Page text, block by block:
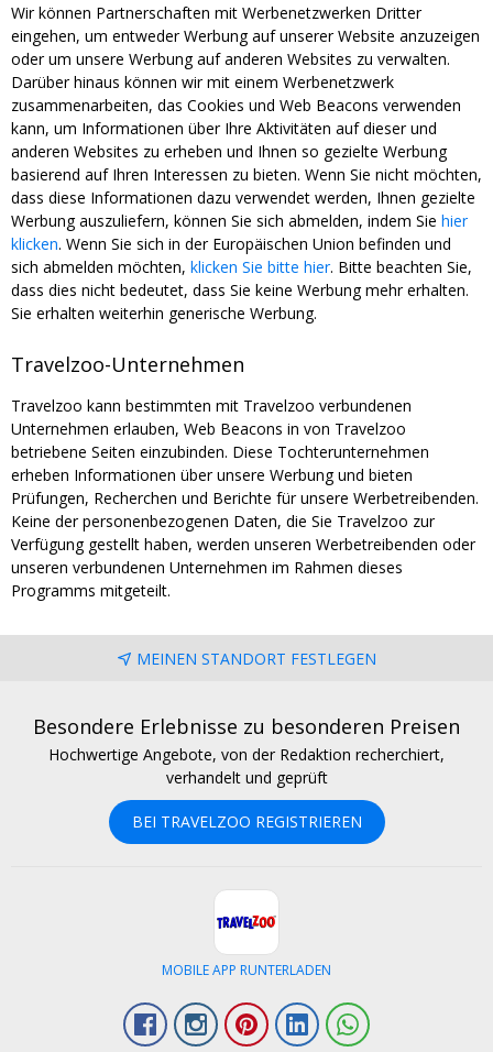
Wir können Partnerschaften mit Werbenetzwerken Dritter
eingehen, um entweder Werbung auf unserer Website anzuzeigen
oder um unsere Werbung auf anderen Websites zu verwalten.
Darüber hinaus können wir mit einem Werbenetzwerk
zusammenarbeiten, das Cookies und Web Beacons verwenden
kann, um Informationen über Ihre Aktivitäten auf dieser und
anderen Websites zu erheben und Ihnen so gezielte Werbung
basierend auf Ihren Interessen zu bieten. Wenn Sie nicht möchten,
dass diese Informationen dazu verwendet werden, Ihnen gezielte
Werbung auszuliefern, können Sie sich abmelden, indem Sie hier
klicken. Wenn Sie sich in der Europäischen Union befinden und
sich abmelden möchten, klicken Sie bitte hier. Bitte beachten Sie,
dass dies nicht bedeutet, dass Sie keine Werbung mehr erhalten.
Sie erhalten weiterhin generische Werbung.
Travelzoo-Unternehmen
Travelzoo kann bestimmten mit Travelzoo verbundenen
Unternehmen erlauben, Web Beacons in von Travelzoo
betriebene Seiten einzubinden. Diese Tochterunternehmen
erheben Informationen über unsere Werbung und bieten
Prüfungen, Recherchen und Berichte für unsere Werbetreibenden.
Keine der personenbezogenen Daten, die Sie Travelzoo zur
Verfügung gestellt haben, werden unseren Werbetreibenden oder
unseren verbundenen Unternehmen im Rahmen dieses
Programms mitgeteilt.
MEINEN STANDORT FESTLEGEN
Besondere Erlebnisse zu besonderen Preisen
Hochwertige Angebote, von der Redaktion recherchiert,
verhandelt und geprüft
BEI TRAVELZOO REGISTRIEREN
MOBILE APP RUNTERLADEN
FacebookInstagramPinterestLinkedIn